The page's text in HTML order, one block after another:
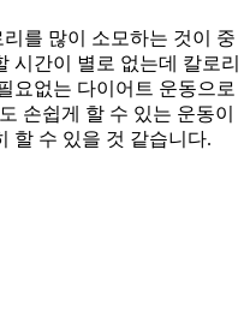
를 많이 소모하는 것이 중
시간이 별로 없는데 칼로리
요없는 다이어트 운동으로
손쉽게 할 수 있는 운동이
할 수 있을 것 같습니다.